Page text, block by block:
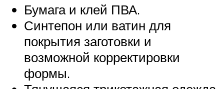
Бумага и клей ПВА.
Синтепон или ватин для
покрытия заготовки и
возможной корректировки
формы.